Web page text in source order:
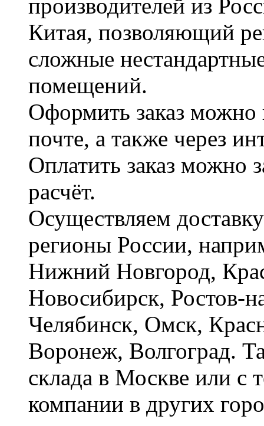
производителей из
Китая, позволяющий
сложные
помещений.
Оформить заказ можно
почте, а также через
Оплатить заказ можно
расчёт.
Осуществляем
регионы России,
Нижний Новгород,
Новосибирск, Ростов-
Челябинск, Омск,
Воронеж, Волгоград.
склада в Москве или с
компании в других